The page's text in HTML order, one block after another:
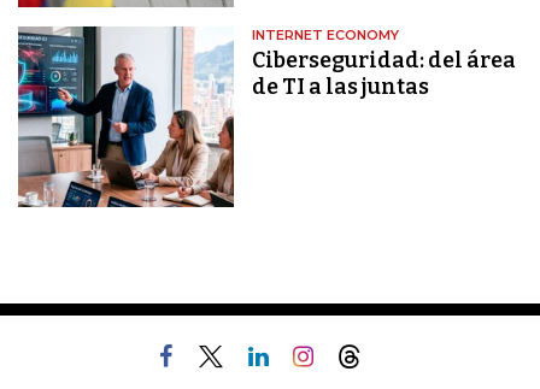
INTERNET ECONOMY
Ciberseguridad: del área
de TI a las juntas